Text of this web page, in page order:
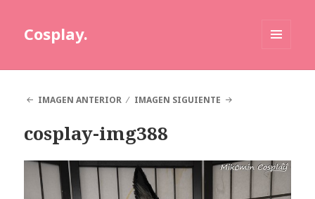
Cosplay.
IMAGEN ANTERIOR
IMAGEN SIGUIENTE
cosplay-img388